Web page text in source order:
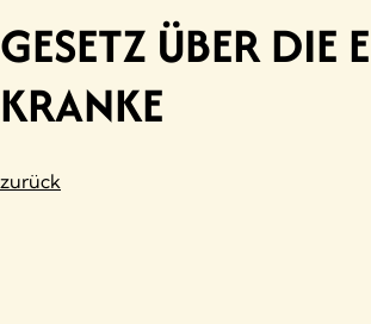
GESETZ ÜBER
KRANKE
zurück